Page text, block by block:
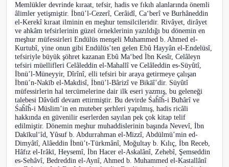
Memlükler devrinde kıraat, tefsir, hadis ve fıkıh alanlarında önemli
âlimler yetişmiştir. İbnü’l-Cezerî, Cerâidî, Ca‘berî ve Burhâneddin
el-Kerekî kıraat ilminin en meşhur temsilcileridir. Rivâyet, dirâyet
ve ahkâm tefsirlerinin güzel örneklerinin yazıldığı bu dönemin en
meşhur müfessirleri Endülüs menşeli Muhammed b. Ahmed el-
Kurtubî, yine onun gibi Endülüs’ten gelen Ebû Hayyân el-Endelüsî,
tefsiriyle büyük şöhret kazanan Ebû Ma‘bed İbn Kesîr, Celâleyn
tefsiri müellifleri Celâleddin el-Mahallî ve Celâleddin es-Süyûtî,
İbnü’l-Müneyyir, Dîrînî, elli tefsiri bir araya getirmeye çalışan
İbnü’n-Nakīb el-Makdisî, İbnü’l-Bârizî ve Bikāî’dir. Süyûtî
müfessirlerin hal tercümelerine dair ilk eseri yazmış, bu geleneği
talebesi Dâvûdî devam ettirmiştir. Bu devirde Śaĥîĥ-i Buħârî ve
Śaĥîĥ-i Müslim’in en muteber şerhleri yapılmış, hadis ricâli
hakkında en güvenilir eserlerden sayılan pek çok kitap telif
edilmiştir. Dönemin meşhur muhaddislerinin başında Nevevî, İbn
Dakīkul‘îd, Yûsuf b. Abdurrahman el-Mizzî, Abdülmü’min ed-
Dimyâtî, Alâeddin İbnü’t-Türkmânî, Moğultay b. Kılıç, İbn Receb,
Hâfız el-Irâkī, Heysemî, İbn Hacer el-Askalânî, Zehebî, Şemseddin
es-Sehâvî, Bedreddin el-Aynî, Ahmed b. Muhammed el-Kastallânî